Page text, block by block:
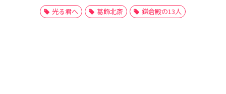
光る君へ
葛飾北斎 鎌倉殿の13人